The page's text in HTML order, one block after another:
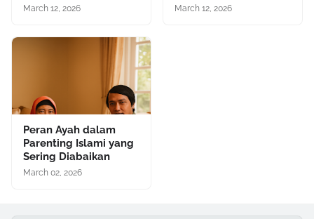
March 12, 2026 March 12, 2026
Peran Ayah dalam
Parenting Islami yang
Sering Diabaikan
March 02, 2026